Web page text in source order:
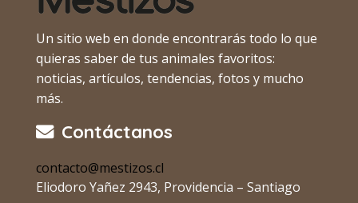
Un sitio web en donde encontrarás todo lo que
quieras saber de tus animales favoritos:
noticias, artículos, tendencias, fotos y mucho
más.
Contáctanos
contacto@mestizos.cl
Eliodoro Yañez 2943, Providencia – Santiago